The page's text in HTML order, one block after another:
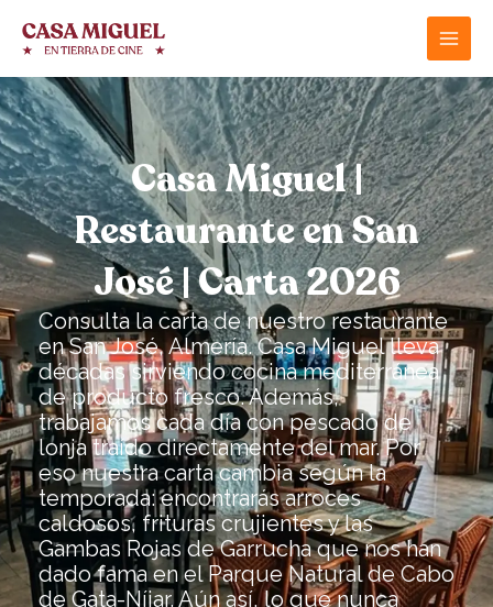
Casa Miguel |
Restaurante en San
José | Carta 2026
Consulta la carta de nuestro restaurante
en San José, Almería. Casa Miguel lleva
décadas sirviendo cocina mediterránea
de producto fresco. Además,
trabajamos cada día con pescado de
lonja traído directamente del mar. Por
eso nuestra carta cambia según la
temporada: encontrarás arroces
caldosos, frituras crujientes y las
Gambas Rojas de Garrucha que nos han
dado fama en el Parque Natural de Cabo
de Gata-Níjar. Aún así, lo que nunca